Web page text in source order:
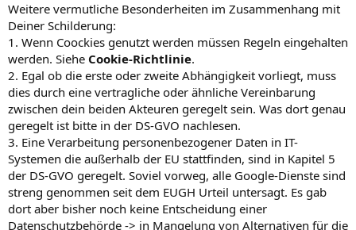
Weitere vermutliche Besonderheiten im Zusammenhang mit
Deiner Schilderung:
1. Wenn Coockies genutzt werden müssen Regeln eingehalten
werden. Siehe Cookie-Richtlinie.
2. Egal ob die erste oder zweite Abhängigkeit vorliegt, muss
dies durch eine vertragliche oder ähnliche Vereinbarung
zwischen dein beiden Akteuren geregelt sein. Was dort genau
geregelt ist bitte in der DS-GVO nachlesen.
3. Eine Verarbeitung personenbezogener Daten in IT-
Systemen die außerhalb der EU stattfinden, sind in Kapitel 5
der DS-GVO geregelt. Soviel vorweg, alle Google-Dienste sind
streng genommen seit dem EUGH Urteil untersagt. Es gab
dort aber bisher noch keine Entscheidung einer
Datenschutzbehörde -> in Mangelung von Alternativen für die